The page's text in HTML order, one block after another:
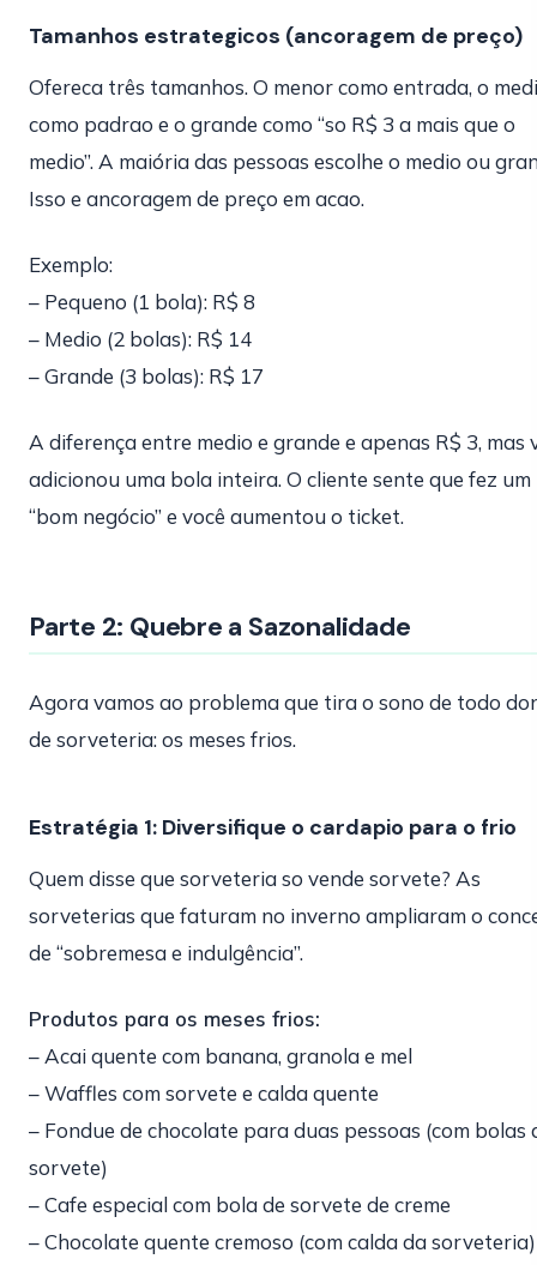
Tamanhos estrategicos (ancoragem de preço)
Ofereca três tamanhos. O menor como entrada, o
como padrao e o grande como “so R$ 3 a mais que o
medio”. A maiória das pessoas escolhe o medio ou
Isso e ancoragem de preço em acao.
Exemplo:
– Pequeno (1 bola): R$ 8
– Medio (2 bolas): R$ 14
– Grande (3 bolas): R$ 17
A diferença entre medio e grande e apenas R$ 3, mas
adicionou uma bola inteira. O cliente sente que fez um
“bom negócio” e você aumentou o ticket.
Parte 2: Quebre a Sazonalidade
Agora vamos ao problema que tira o sono de todo
de sorveteria: os meses frios.
Estratégia 1: Diversifique o cardapio para o frio
Quem disse que sorveteria so vende sorvete? As
sorveterias que faturam no inverno ampliaram o
de “sobremesa e indulgência”.
Produtos para os meses frios:
– Acai quente com banana, granola e mel
– Waffles com sorvete e calda quente
– Fondue de chocolate para duas pessoas (com bolas
sorvete)
– Cafe especial com bola de sorvete de creme
– Chocolate quente cremoso (com calda da sorveteria)